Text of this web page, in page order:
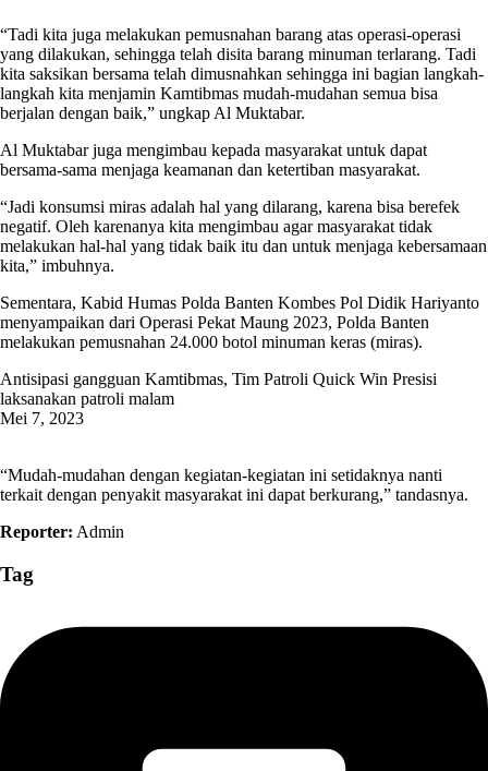
“Tadi kita juga melakukan pemusnahan barang atas operasi-operasi
yang dilakukan, sehingga telah disita barang minuman terlarang. Tadi
kita saksikan bersama telah dimusnahkan sehingga ini bagian langkah-
langkah kita menjamin Kamtibmas mudah-mudahan semua bisa
berjalan dengan baik,” ungkap Al Muktabar.
Al Muktabar juga mengimbau kepada masyarakat untuk dapat
bersama-sama menjaga keamanan dan ketertiban masyarakat.
“Jadi konsumsi miras adalah hal yang dilarang, karena bisa berefek
negatif. Oleh karenanya kita mengimbau agar masyarakat tidak
melakukan hal-hal yang tidak baik itu dan untuk menjaga kebersamaan
kita,” imbuhnya.
Sementara, Kabid Humas Polda Banten Kombes Pol Didik Hariyanto
menyampaikan dari Operasi Pekat Maung 2023, Polda Banten
melakukan pemusnahan 24.000 botol minuman keras (miras).
Antisipasi gangguan Kamtibmas, Tim Patroli Quick Win Presisi
laksanakan patroli malam
Mei 7, 2023
“Mudah-mudahan dengan kegiatan-kegiatan ini setidaknya nanti
terkait dengan penyakit masyarakat ini dapat berkurang,” tandasnya.
Reporter: Admin
Tag